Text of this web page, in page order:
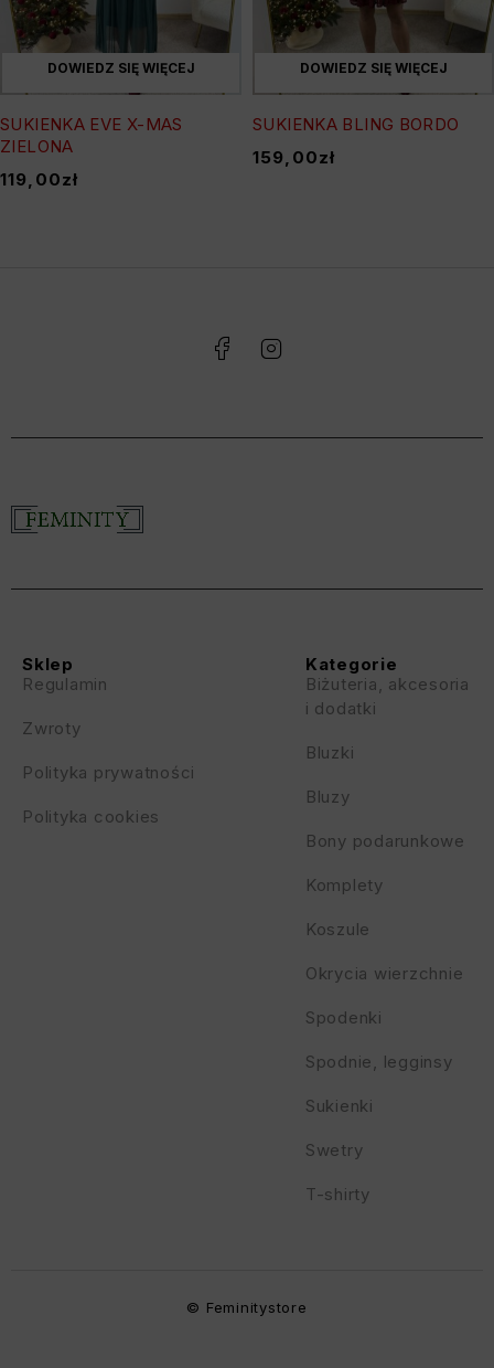
DOWIEDZ SIĘ WIĘCEJ
SUKIENKA EVE X-MAS
ZIELONA
119,00zł
DOWIEDZ SIĘ WIĘCEJ
SUKIENKA BLING BORDO
159,00zł
Kategorie
Biżuteria, akcesoria
i dodatki
Bluzki
Bluzy
Bony podarunkowe
Komplety
Koszule
Okrycia wierzchnie
Spodenki
Spodnie, legginsy
Sukienki
Swetry
T-shirty
Sklep
Regulamin
Zwroty
Polityka prywatności
Polityka cookies
© Feminitystore